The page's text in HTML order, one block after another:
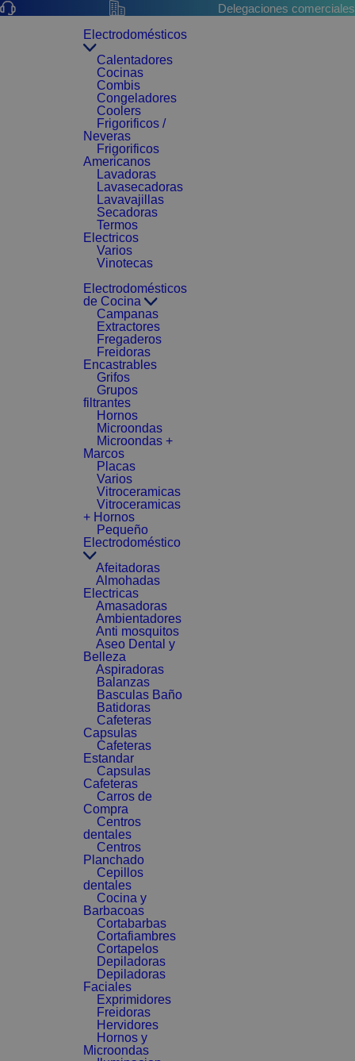
Delegaciones comerciales
Electrodomésticos
Calentadores
Cocinas
Combis
Congeladores
Coolers
Frigorificos /
Neveras
Frigorificos
Americanos
Lavadoras
Lavasecadoras
Lavavajillas
Secadoras
Termos
Electricos
Varios
Vinotecas
Electrodomésticos
de Cocina
Campanas
Extractores
Fregaderos
Freidoras
Encastrables
Grifos
Grupos
filtrantes
Hornos
Microondas
Microondas +
Marcos
Placas
Varios
Vitroceramicas
Vitroceramicas
+ Hornos
Pequeño
Electrodoméstico
Afeitadoras
Almohadas
Electricas
Amasadoras
Ambientadores
Anti mosquitos
Aseo Dental y
Belleza
Aspiradoras
Balanzas
Basculas Baño
Batidoras
Cafeteras
Capsulas
Cafeteras
Estandar
Capsulas
Cafeteras
Carros de
Compra
Centros
dentales
Centros
Planchado
Cepillos
dentales
Cocina y
Barbacoas
Cortabarbas
Cortafiambres
Cortapelos
Depiladoras
Depiladoras
Faciales
Exprimidores
Freidoras
Hervidores
Hornos y
Microondas